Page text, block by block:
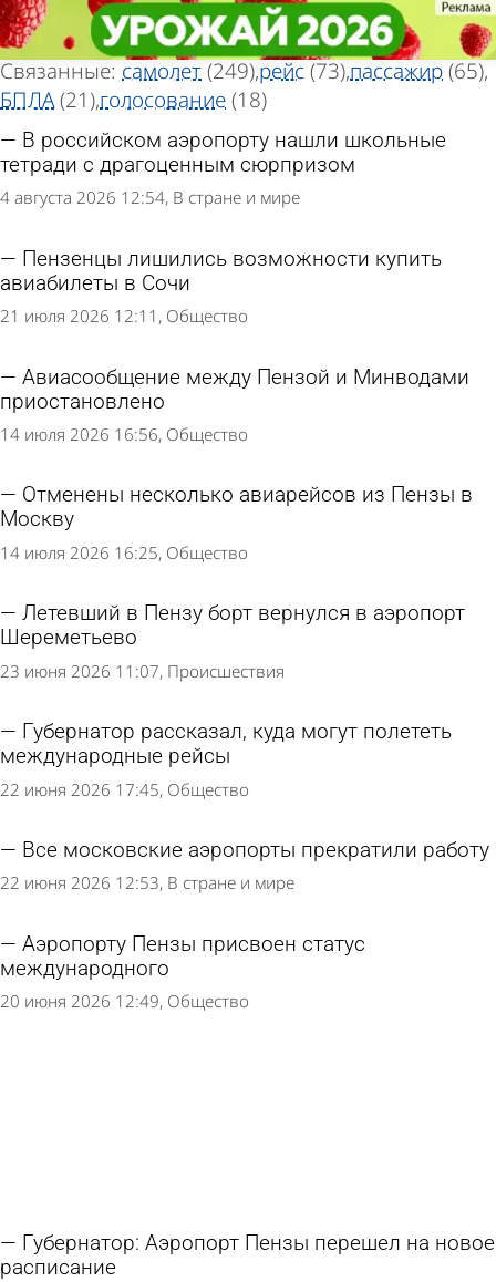
«Аэропорт»
Тег новостей
Всего найдено 440 новостей
Связанные: самолет(249)рейс(73)пассажир(65)
БПЛА(21)голосование(18)
В российском аэропорту нашли школьные
тетради с драгоценным сюрпризом
4 августа 2026 12:54 В стране и мире
Пензенцы лишились возможности купить
авиабилеты в Сочи
21 июля 2026 12:11 Общество
Авиасообщение между Пензой и Минводами
приостановлено
14 июля 2026 16:56 Общество
Отменены несколько авиарейсов из Пензы в
Москву
14 июля 2026 16:25 Общество
Летевший в Пензу борт вернулся в аэропорт
Шереметьево
23 июня 2026 11:07 Происшествия
Губернатор рассказал, куда могут полететь
международные рейсы
22 июня 2026 17:45 Общество
Все московские аэропорты прекратили работу
22 июня 2026 12:53 В стране и мире
Аэропорту Пензы присвоен статус
международного
20 июня 2026 12:49 Общество
Губернатор: Аэропорт Пензы перешел на новое
расписание
«Аэропорт»
Тег новостей